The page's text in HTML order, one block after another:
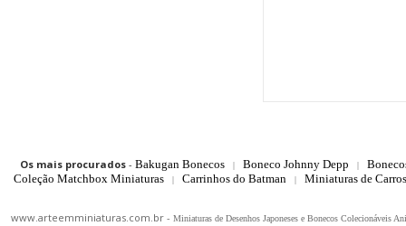
Os mais procurados- Bakugan Bonecos | Boneco Johnny Depp |
Coleção Matchbox Miniaturas
| Carrinhos do Batman | Miniaturas de
www.arteemminiaturas.com.br - Miniaturas de Desenhos Japoneses e Bonecos Colecionáveis